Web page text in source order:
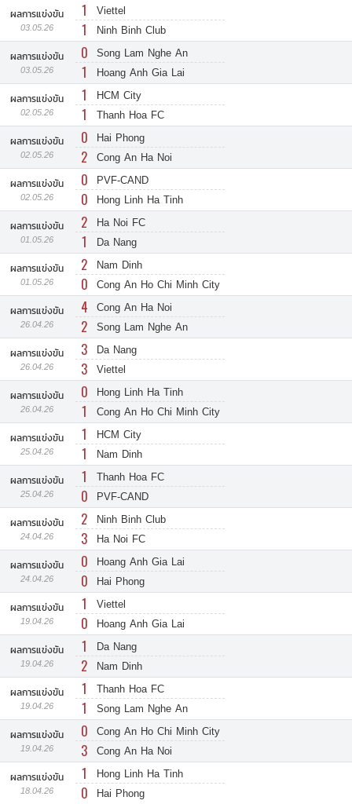
ผลการแข่งขัน
03.05.26
1 Viettel
1 Ninh Binh Club
ผลการแข่งขัน
03.05.26
0 Song Lam Nghe An
1 Hoang Anh Gia Lai
ผลการแข่งขัน
02.05.26
1 HCM City
1 Thanh Hoa FC
ผลการแข่งขัน
02.05.26
0 Hai Phong
2 Cong An Ha Noi
ผลการแข่งขัน
02.05.26
0 PVF-CAND
0 Hong Linh Ha Tinh
ผลการแข่งขัน
01.05.26
2 Ha Noi FC
1 Da Nang
ผลการแข่งขัน
01.05.26
2 Nam Dinh
0 Cong An Ho Chi Minh City
ผลการแข่งขัน
26.04.26
4 Cong An Ha Noi
2 Song Lam Nghe An
ผลการแข่งขัน
26.04.26
3 Da Nang
3 Viettel
ผลการแข่งขัน
26.04.26
0 Hong Linh Ha Tinh
1 Cong An Ho Chi Minh City
ผลการแข่งขัน
25.04.26
1 HCM City
1 Nam Dinh
ผลการแข่งขัน
25.04.26
1 Thanh Hoa FC
0 PVF-CAND
ผลการแข่งขัน
24.04.26
2 Ninh Binh Club
3 Ha Noi FC
ผลการแข่งขัน
24.04.26
0 Hoang Anh Gia Lai
0 Hai Phong
ผลการแข่งขัน
19.04.26
1 Viettel
0 Hoang Anh Gia Lai
ผลการแข่งขัน
19.04.26
1 Da Nang
2 Nam Dinh
ผลการแข่งขัน
19.04.26
1 Thanh Hoa FC
1 Song Lam Nghe An
ผลการแข่งขัน
19.04.26
0 Cong An Ho Chi Minh City
3 Cong An Ha Noi
ผลการแข่งขัน
18.04.26
1 Hong Linh Ha Tinh
0 Hai Phong